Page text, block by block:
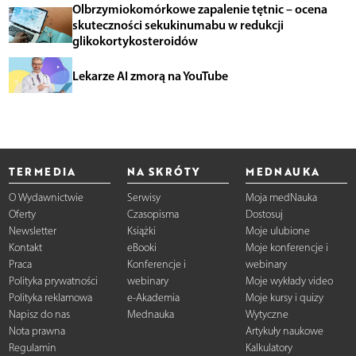
Olbrzymiokomórkowe zapalenie tętnic – ocena
skuteczności sekukinumabu w redukcji
glikokortykosteroidów
Lekarze AI zmorą na YouTube
TERMEDIA
O Wydawnictwie
Oferty
Newsletter
Kontakt
Praca
Polityka prywatności
Polityka reklamowa
Napisz do nas
Nota prawna
Regulamin
NA SKRÓTY
Serwisy
Czasopisma
Książki
eBooki
Konferencje i
webinary
e-Akademia
Mednauka
MEDNAUKA
Moja medNauka
Dostosuj
Moje ulubione
Moje konferencje i
webinary
Moje wykłady video
Moje kursy i quizy
Wytyczne
Artykuły naukowe
Kalkulatory